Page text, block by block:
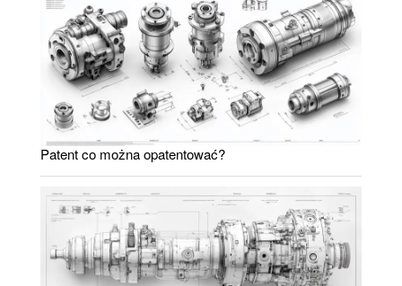
Patent co można opatentować?